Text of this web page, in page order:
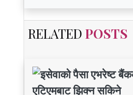
RELATED POSTS